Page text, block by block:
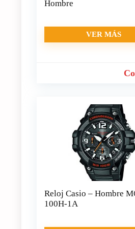
Hombre
VER MÁS
Reloj Casio – Hombre
100H-1A